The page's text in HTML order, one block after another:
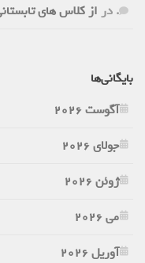
. در از کلاس های
بایگانی‌ها
آگوست 2026
جولای 2026
ژوئن 2026
می 2026
آوریل 2026